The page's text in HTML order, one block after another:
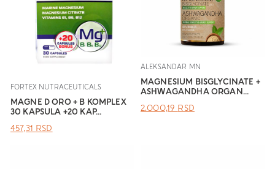
FORTEX NUTRACEUTICALS
MAGNE D ORO + B KOMPLEX
30 KAPSULA +20 KAP...
ОРИГИНАЛНА
457,31 RSD
ALEKSANDAR MN
MAGNESIUM BISGLYCINATE +
ASHWAGANDHA ORGAN...
ОРИГИНАЛНА
2.000,19 RSDТРЕНУТНА